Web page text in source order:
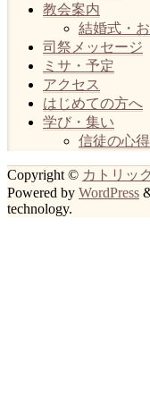
教会案内
結婚式・
司祭メッセージ
ミサ・予定
アクセス
はじめての方へ
学び・集い
信徒の心
Copyright © カトリッ
Powered by WordPress
technology.